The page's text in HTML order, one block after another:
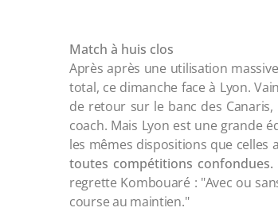
Match à huis clos
Après après une utilisation
total, ce dimanche face à Lyon.
de retour sur le banc des
coach. Mais Lyon est une grande
les mêmes dispositions que celles
toutes compétitions confondues.
regrette Kombouaré : "Avec ou
course au maintien."